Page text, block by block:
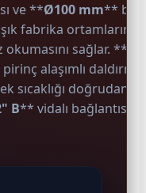
ve **Ø100 mm**
fabrika
sağlar. **
alaşımlı
sıcaklığı doğrudan
B** vidalı bağlantısı